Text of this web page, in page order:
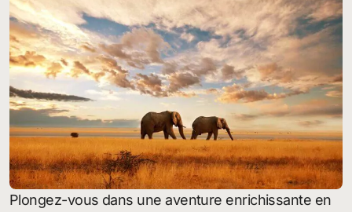
Plongez-vous dans une aventure enrichissante en